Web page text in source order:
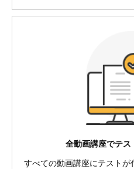
全動画講座でテス
すべての動画講座にテスト